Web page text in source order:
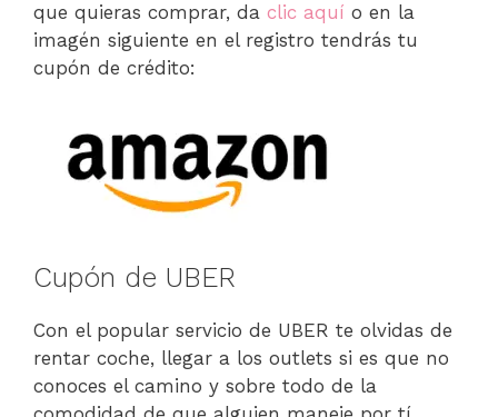
que quieras comprar, da clic aquí o en la
imagén siguiente en el registro tendrás tu
cupón de crédito:
Cupón de UBER
Con el popular servicio de UBER te olvidas de
rentar coche, llegar a los outlets si es que no
conoces el camino y sobre todo de la